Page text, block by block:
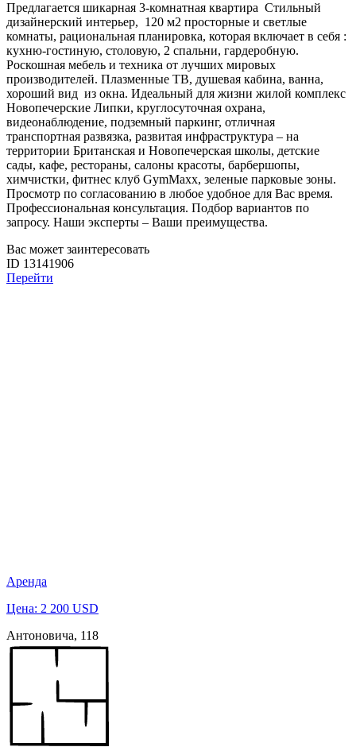
Предлагается шикарная 3-комнатная квартира Стильный
дизайнерский интерьер, 120 м2 просторные и светлые
комнаты, рациональная планировка, которая включает в себя :
кухню-гостиную, столовую, 2 спальни, гардеробную.
Роскошная мебель и техника от лучших мировых
производителей. Плазменные ТВ, душевая кабина, ванна,
хороший вид из окна. Идеальный для жизни жилой комплекс
Новопечерские Липки, круглосуточная охрана,
видеонаблюдение, подземный паркинг, отличная
транспортная развязка, развитая инфраструктура – на
территории Британская и Новопечерская школы, детские
сады, кафе, рестораны, салоны красоты, барбершопы,
химчистки, фитнес клуб GymMaxx, зеленые парковые зоны.
Просмотр по согласованию в любое удобное для Вас время.
Профессиональная консультация. Подбор вариантов по
запросу. Наши эксперты – Ваши преимущества.
Вас может заинтересовать
ID 13141906
Перейти
Аренда
Цена: 2 200 USD
Антоновича, 118